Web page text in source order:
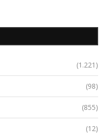
(1.221)
(98)
(855)
(12)